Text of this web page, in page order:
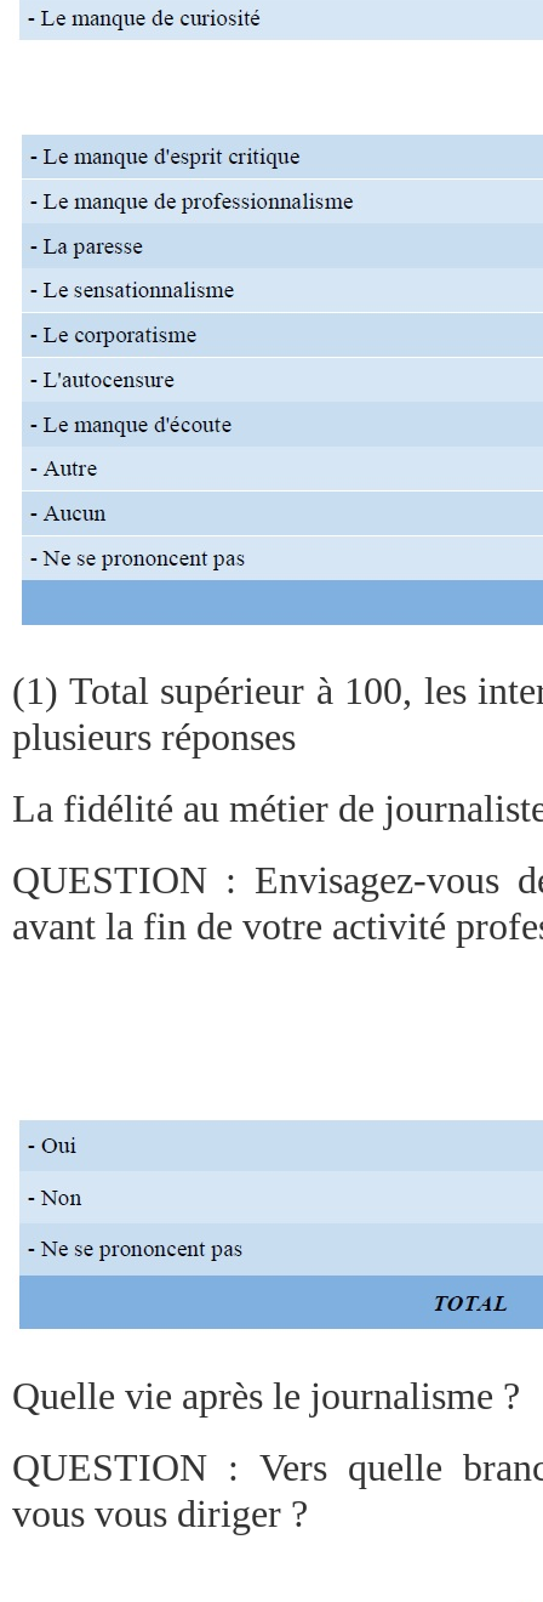
(1) Total supérieur à 100, les
plusieurs réponses
La fidélité au métier de
QUESTION : Envisagez-vous
avant la fin de votre activité
Quelle vie après le journalisme ?
QUESTION : Vers quelle
vous vous diriger ?